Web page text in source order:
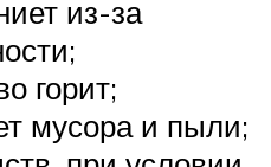
из-за
горит;
мусора и пыли;